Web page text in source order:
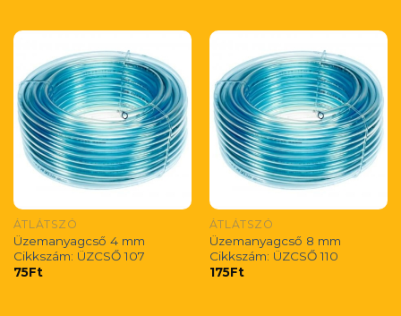
ÁTLÁTSZÓ
Üzemanyagcső 4 mm
Cikkszám: ÜZCSŐ 107
75Ft
ÁTLÁTSZÓ
Üzemanyagcső 8 mm
Cikkszám: ÜZCSŐ 110
175Ft